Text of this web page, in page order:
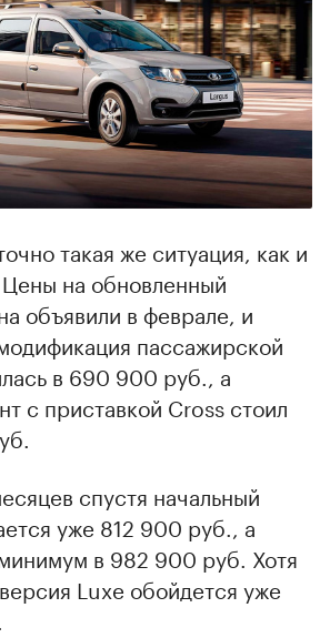
такая же ситуация, как и
на обновленный
объявили в феврале, и
пассажирской
в 690 900 руб., а
с приставкой Cross стоил
спустя начальный
уже 812 900 руб., а
в 982 900 руб. Хотя
Luxe обойдется уже